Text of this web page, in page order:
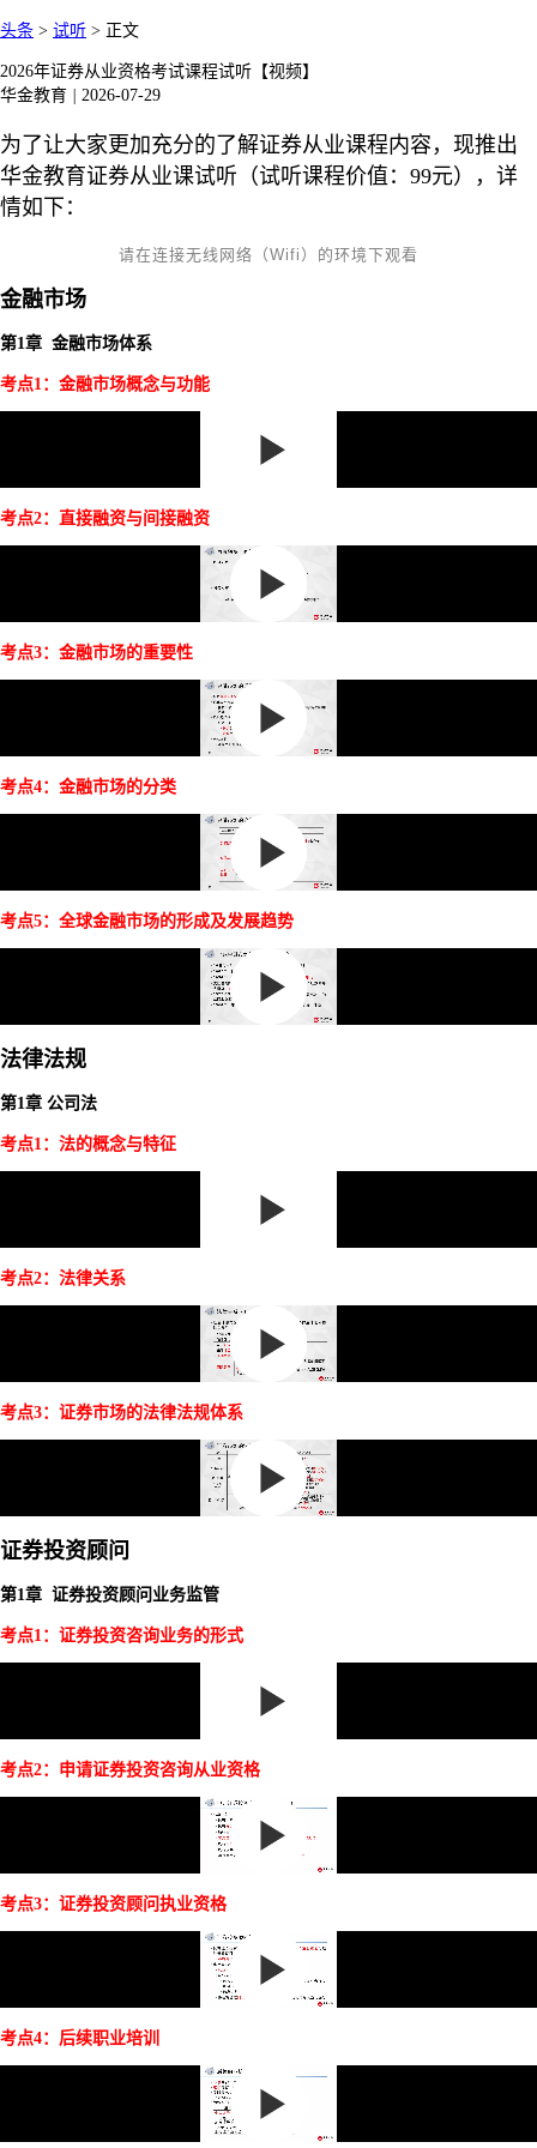
头条 > 试听 > 正文
2026年证券从业资格考试课程试听【视频】
华金教育
2026-07-29
为了让大家更加充分的了解证券从业课程内容，现推出
华金教育证券从业课试听（试听课程价值：99元），详
情如下：
请在连接无线网络（Wifi）的环境下观看
金融市场
第1章 金融市场体系
考点1：金融市场概念与功能
考点2：直接融资与间接融资
考点3：金融市场的重要性
考点4：金融市场的分类
考点5：全球金融市场的形成及发展趋势
法律法规
第1章 公司法
考点1：法的概念与特征
考点2：法律关系
考点3：证券市场的法律法规体系
证券投资顾问
第1章 证券投资顾问业务监管
考点1：证券投资咨询业务的形式
考点2：申请证券投资咨询从业资格
考点3：证券投资顾问执业资格
考点4：后续职业培训